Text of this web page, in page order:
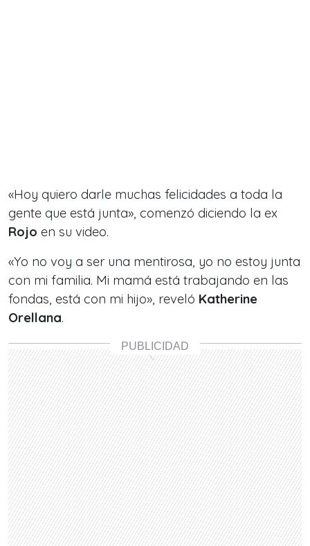
«Hoy quiero darle muchas felicidades a toda la
gente que está junta», comenzó diciendo la ex
Rojo en su video.
«Yo no voy a ser una mentirosa, yo no estoy junta
con mi familia. Mi mamá está trabajando en las
fondas, está con mi hijo», reveló Katherine
Orellana.